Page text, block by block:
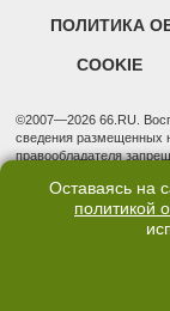
ПОЛИТИКА
COOKIE
©2007—2026 66.RU.
сведения размещенных
правообладателя
надзору в сфере
(Роскомнадзор).
Учредитель: Общество
3, оф. 7015
обл., г. Екатеринбург,
info@news.66.ru
Оставаясь на
политикой